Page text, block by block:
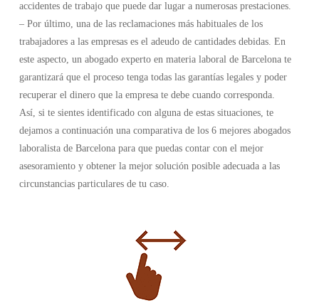
accidentes de trabajo que puede dar lugar a numerosas prestaciones.
– Por último, una de las reclamaciones más habituales de los
trabajadores a las empresas es el adeudo de cantidades debidas. En
este aspecto, un abogado experto en materia laboral de Barcelona te
garantizará que el proceso tenga todas las garantías legales y poder
recuperar el dinero que la empresa te debe cuando corresponda.
Así, si te sientes identificado con alguna de estas situaciones, te
dejamos a continuación una comparativa de los 6 mejores abogados
laboralista de Barcelona para que puedas contar con el mejor
asesoramiento y obtener la mejor solución posible adecuada a las
circunstancias particulares de tu caso.